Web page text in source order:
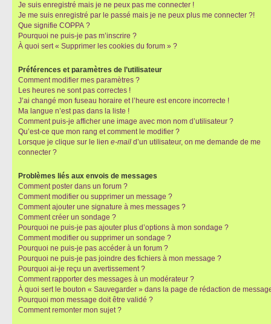
Je suis enregistré mais je ne peux pas me connecter !
Je me suis enregistré par le passé mais je ne peux plus me connecter ?!
Que signifie COPPA ?
Pourquoi ne puis-je pas m’inscrire ?
À quoi sert « Supprimer les cookies du forum » ?
Préférences et paramètres de l’utilisateur
Comment modifier mes paramètres ?
Les heures ne sont pas correctes !
J’ai changé mon fuseau horaire et l’heure est encore incorrecte !
Ma langue n’est pas dans la liste !
Comment puis-je afficher une image avec mon nom d’utilisateur ?
Qu’est-ce que mon rang et comment le modifier ?
Lorsque je clique sur le lien e-mail d’un utilisateur, on me demande de me
connecter ?
Problèmes liés aux envois de messages
Comment poster dans un forum ?
Comment modifier ou supprimer un message ?
Comment ajouter une signature à mes messages ?
Comment créer un sondage ?
Pourquoi ne puis-je pas ajouter plus d’options à mon sondage ?
Comment modifier ou supprimer un sondage ?
Pourquoi ne puis-je pas accéder à un forum ?
Pourquoi ne puis-je pas joindre des fichiers à mon message ?
Pourquoi ai-je reçu un avertissement ?
Comment rapporter des messages à un modérateur ?
À quoi sert le bouton « Sauvegarder » dans la page de rédaction de
Pourquoi mon message doit être validé ?
Comment remonter mon sujet ?